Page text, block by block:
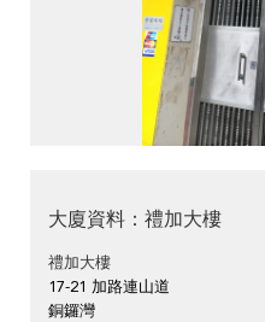
大廈資料：禮加大樓
禮加大樓
17-21 加路連山道
銅鑼灣